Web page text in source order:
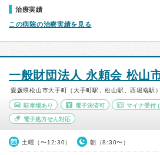
治療実績
この病院の治療実績を見る
一般財団法人 永頼会 松山
愛媛県松山市大手町（大手町駅、松山駅、西堀端駅）
駐車場あり 電子決済可 マイナ受付
電子処方せん対応
土曜（〜12:30） 朝（8:30〜）